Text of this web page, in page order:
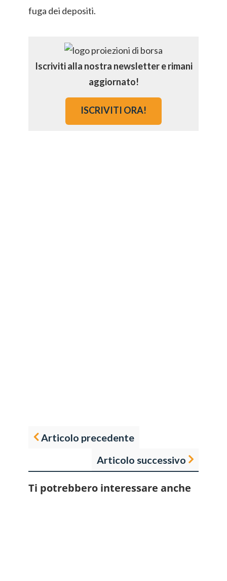
fuga dei depositi.
Iscriviti alla nostra newsletter e rimani
aggiornato!
ISCRIVITI ORA!
Articolo precedente
Articolo successivo
Ti potrebbero interessare anche